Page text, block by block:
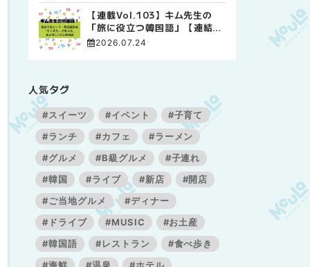
【連載Vol.103】キム先生の
「旅に役立つ韓国語」【連結語
尾について その3】
2026.07.24
人気タグ
#スイーツ #イベント
#子育て
#ランチ
#カフェ
#ラーメン
#グルメ
#B級グルメ
#子連れ
#韓国
#ライブ #新店
#開店
#ご当地グルメ
#ディナー
#ドライブ
#MUSIC
#お土産
#韓国語
#レストラン
#食べ歩き
#海鮮
#温泉
#ホテル